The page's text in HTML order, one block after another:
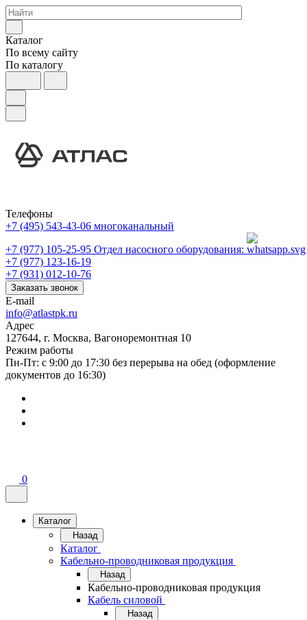
Каталог
По всему сайту
По каталогу
Телефоны
+7 (495) 543-43-06 многоканальный
+7 (977) 105-25-95 Отдел насосного оборудования:
+7 (977) 123-16-19
+7 (931) 012-10-76
Заказать звонок
E-mail
info@atlastpk.ru
Адрес
127644, г. Москва, Вагоноремонтная 10
Режим работы
Пн-Пт: с 9:00 до 17:30 без перерыва на обед (оформление
документов до 16:30)
0
Каталог
Назад
Каталог
Кабельно-проводниковая продукция
Назад
Кабельно-проводниковая продукция
Кабель силовой
Назад